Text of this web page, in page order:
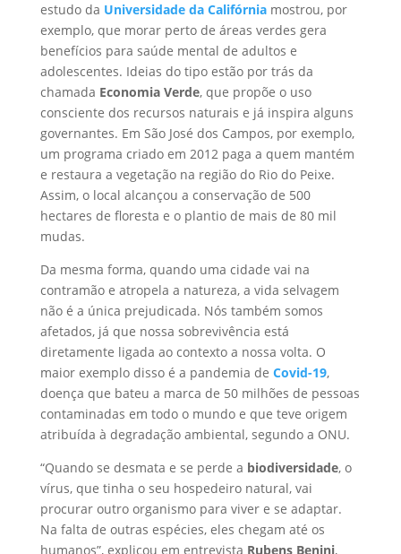
estudo da Universidade da Califórniamostrou, por
exemplo, que morar perto de áreas verdes gera
benefícios para saúde mental de adultos e
adolescentes. Ideias do tipo estão por trás da
chamada Economia Verde, que propõe o uso
consciente dos recursos naturais e já inspira alguns
governantes. Em São José dos Campos, por exemplo,
um programa criado em 2012 paga a quem mantém
e restaura a vegetação na região do Rio do Peixe.
Assim, o local alcançou a conservação de 500
hectares de floresta e o plantio de mais de 80 mil
mudas.
Da mesma forma, quando uma cidade vai na
contramão e atropela a natureza, a vida selvagem
não é a única prejudicada. Nós também somos
afetados, já que nossa sobrevivência está
diretamente ligada ao contexto a nossa volta. O
maior exemplo disso é a pandemia de Covid-19,
doença que bateu a marca de 50 milhões de pessoas
contaminadas em todo o mundo e que teve origem
atribuída à degradação ambiental, segundo a ONU.
“Quando se desmata e se perde a biodiversidade, o
vírus, que tinha o seu hospedeiro natural, vai
procurar outro organismo para viver e se adaptar.
Na falta de outras espécies, eles chegam até os
humanos”, explicou em entrevista Rubens Benini,